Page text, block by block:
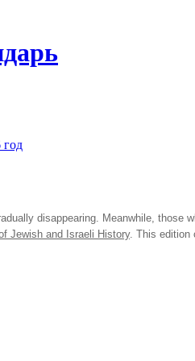
год
disappearing. Meanwhile,
Jewish and Israeli History. This edition